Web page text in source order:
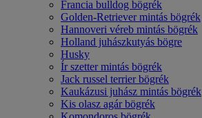
Francia bulldog bögrék
Golden-Retriever mintás bögrék
Hannoveri véreb mintás bögrék
Holland juhászkutyás bögre
Husky
Ír szetter mintás bögrék
Jack russel terrier bögrék
Kaukázusi juhász mintás bögrék
Kis olasz agár bögrék